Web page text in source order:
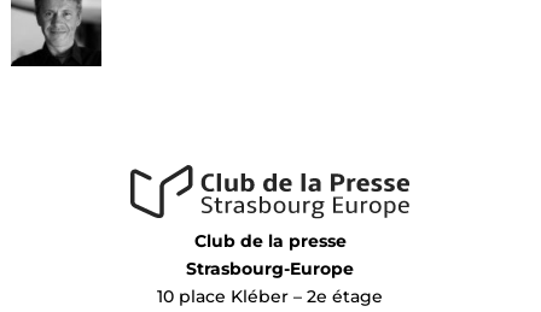
Club de la presse
Strasbourg-Europe
10 place Kléber – 2e étage